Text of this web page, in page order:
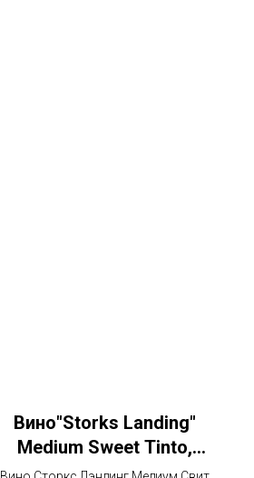
Вино"Storks Landing"
Medium Sweet Tinto,
Сторкс Лэндинг Медиум